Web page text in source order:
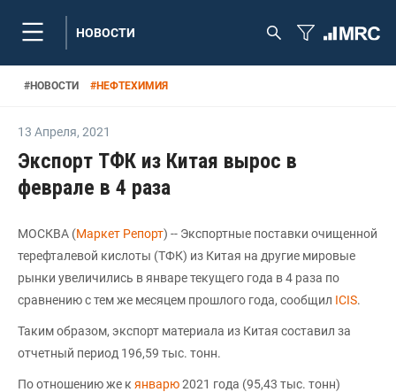
НОВОСТИ
#НОВОСТИ #НЕФТЕХИМИЯ
13 Апреля, 2021
Экспорт ТФК из Китая вырос в
феврале в 4 раза
МОСКВА (Маркет Репорт) -- Экспортные поставки очищенной
терефталевой кислоты (ТФК) из Китая на другие мировые
рынки увеличились в январе текущего года в 4 раза по
сравнению с тем же месяцем прошлого года, сообщил ICIS.
Таким образом, экспорт материала из Китая составил за
отчетный период 196,59 тыс. тонн.
По отношению же к январю2021 года (95,43 тыс. тонн)